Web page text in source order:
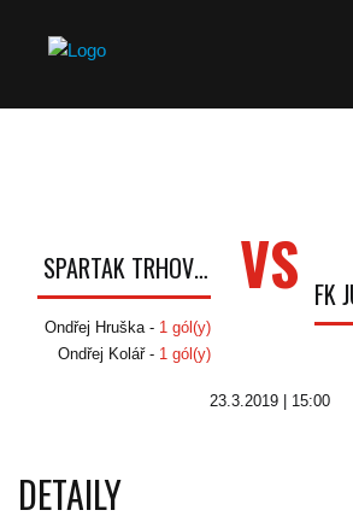
TJ SPARTAK TRHOVÉ SVINY
Ondřej Hruška - 1 gól(y)
Ondřej Kolář - 1 gól(y)
VS
23.3.2019 | 15:00
DETAILY